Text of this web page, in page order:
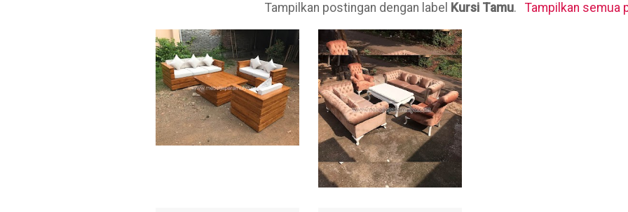
Tampilkan postingan dengan label Kursi Tamu. Tampilkan semua